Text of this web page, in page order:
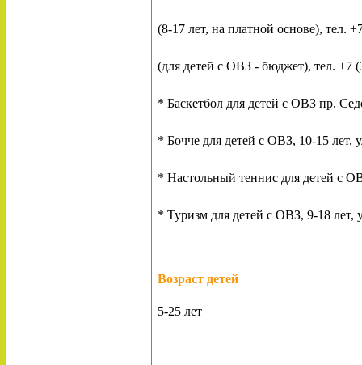
(8-17 лет, на платной основе), тел.
(для детей с ОВЗ - бюджет), тел. +7
* Баскетбол для детей с ОВЗ пр.
* Бочче для детей с ОВЗ, 10-15 лет,
* Настольный теннис для детей с
* Туризм для детей с ОВЗ, 9-18
Возраст детей
5-25 лет